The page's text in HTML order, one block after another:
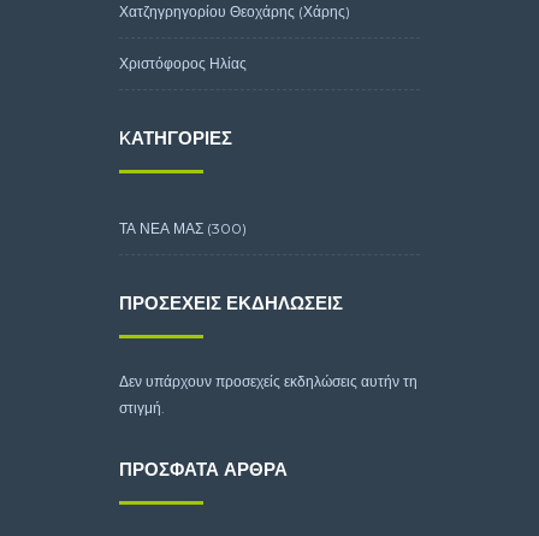
Χατζηγρηγορίου Θεοχάρης (Χάρης)
Χριστόφορος Ηλίας
KΑΤΗΓΟΡΊΕΣ
ΤΑ ΝΕΑ ΜΑΣ (300)
ΠΡΟΣΕΧΕΊΣ ΕΚΔΗΛΏΣΕΙΣ
Δεν υπάρχουν προσεχείς εκδηλώσεις αυτήν τη
στιγμή.
ΠΡΌΣΦΑΤΑ ΆΡΘΡΑ